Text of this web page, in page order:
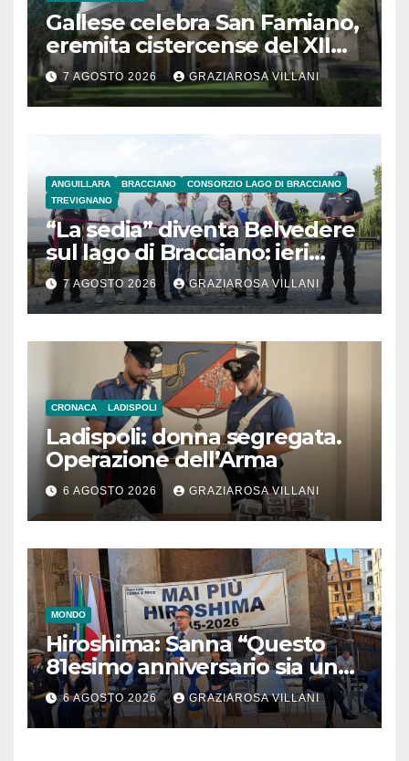
Gallese celebra San Famiano,
eremita cistercense del XII
secolo
7 AGOSTO 2026 GRAZIAROSA VILLANI
ANGUILLARA BRACCIANO
CONSORZIO LAGO DI BRACCIANO
TREVIGNANO
“La sedia” diventa Belvedere
sul lago di Bracciano: ieri
l’inaugurazione
7 AGOSTO 2026 GRAZIAROSA VILLANI
CRONACA LADISPOLI
Ladispoli: donna segregata.
Operazione dell’Arma
6 AGOSTO 2026 GRAZIAROSA VILLANI
MONDO
Hiroshima: Sanna “Questo
81esimo anniversario sia un
monito per tutti”
6 AGOSTO 2026 GRAZIAROSA VILLANI